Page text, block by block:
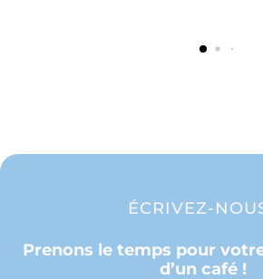
ÉCRIVEZ-
Prenons le temps pour
d’un café !